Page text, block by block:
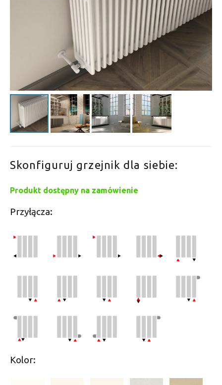
Skonfiguruj grzejnik dla siebie:
Produkt dostępny na zamówienie
Przyłącza:
Kolor: